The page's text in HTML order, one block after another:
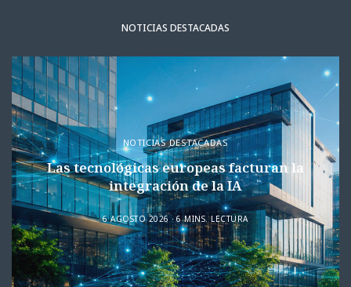
NOTICIAS DESTACADAS
NOTICIAS DESTACADAS
Las tecnológicas europeas facturan la
integración de la IA
6 AGOSTO 2026 6 MINS. LECTURA